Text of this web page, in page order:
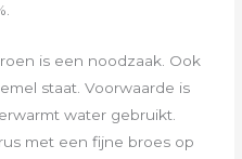
is een noodzaak. Ook
staat. Voorwaarde is
water gebruikt.
met een fijne broes op